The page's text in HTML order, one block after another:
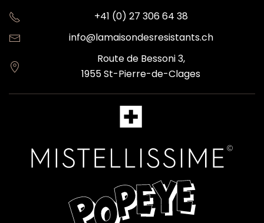
+41 (0) 27 306 64 38
info@lamaisondesresistants.ch
Route de Bessoni 3,
1955 St-Pierre-de-Clages